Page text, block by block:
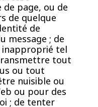
page, ou de
de quelque
de
message ; de
tel
tout
ou tout
nuisible ou
ou pour des
; de tenter